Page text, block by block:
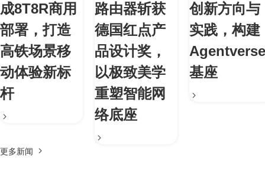
成8T8R商用
部署，打造
高铁场景移
动体验新标
杆
路由器斩获
德国红点产
品设计奖，
以极致美学
重塑智能网
络底座
创新方向与
实践，构建
Agentverse
基座
更多新闻